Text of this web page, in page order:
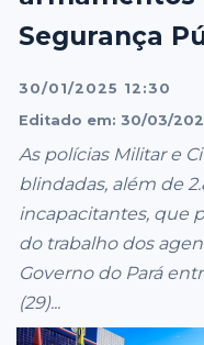
Segurança
30/01/2025 12:30
Editado em: 30/03/
As polícias Militar e
blindadas, além de
incapacitantes, que
do trabalho dos
Governo do Pará
(29)...